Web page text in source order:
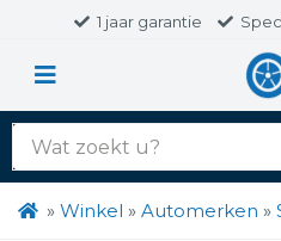
1 jaar garantie
Zoek
naar:
» Winkel » Automerken »